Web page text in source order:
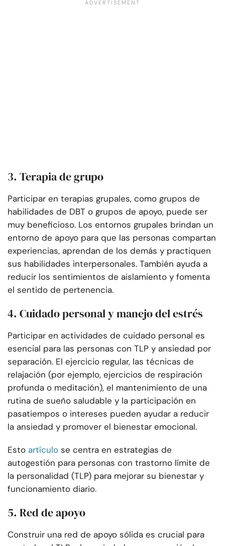
3. Terapia de grupo
Participar en terapias grupales, como grupos de
habilidades de DBT o grupos de apoyo, puede ser
muy beneficioso. Los entornos grupales brindan un
entorno de apoyo para que las personas compartan
experiencias, aprendan de los demás y practiquen
sus habilidades interpersonales. También ayuda a
reducir los sentimientos de aislamiento y fomenta
el sentido de pertenencia.
4. Cuidado personal y manejo del estrés
Participar en actividades de cuidado personal es
esencial para las personas con TLP y ansiedad por
separación. El ejercicio regular, las técnicas de
relajación (por ejemplo, ejercicios de respiración
profunda o meditación), el mantenimiento de una
rutina de sueño saludable y la participación en
pasatiempos o intereses pueden ayudar a reducir
la ansiedad y promover el bienestar emocional.
Esto artículo se centra en estrategias de
autogestión para personas con trastorno límite de
la personalidad (TLP) para mejorar su bienestar y
funcionamiento diario.
5. Red de apoyo
Construir una red de apoyo sólida es crucial para